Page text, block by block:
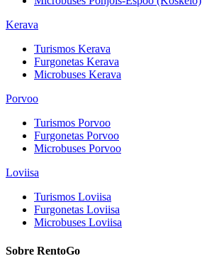
Kerava
Turismos Kerava
Furgonetas Kerava
Microbuses Kerava
Porvoo
Turismos Porvoo
Furgonetas Porvoo
Microbuses Porvoo
Loviisa
Turismos Loviisa
Furgonetas Loviisa
Microbuses Loviisa
Sobre RentoGo